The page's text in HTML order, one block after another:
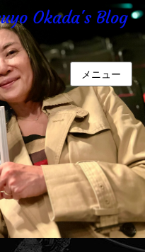
Okada's Blog
メニュー